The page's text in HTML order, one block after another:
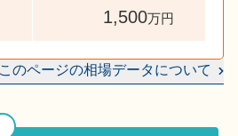
1,500万円
このページの相場データについて